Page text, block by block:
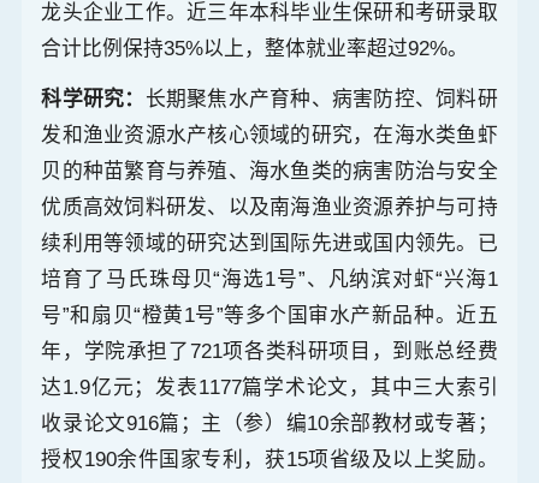
龙头企业工作。近三年本科毕业生保研和考研录取
合计比例保持35%以上，整体就业率超过92%。
科学研究： 长期聚焦水产育种、病害防控、饲料研
发和渔业资源水产核心领域的研究，在海水类鱼虾
贝的种苗繁育与养殖、海水鱼类的病害防治与安全
优质高效饲料研发、以及南海渔业资源养护与可持
续利用等领域的研究达到国际先进或国内领先。已
培育了马氏珠母贝“海选1号”、凡纳滨对虾“兴海1
号”和扇贝“橙黄1号”等多个国审水产新品种。近五
年，学院承担了721项各类科研项目，到账总经费
达1.9亿元；发表1177篇学术论文，其中三大索引
收录论文916篇；主（参）编10余部教材或专著；
授权190余件国家专利，获15项省级及以上奖励。